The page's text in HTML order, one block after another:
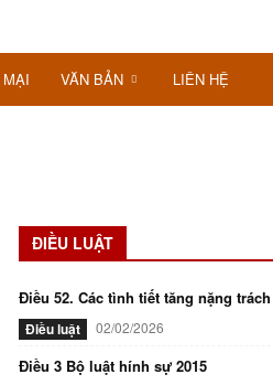
VĂN BẢN LIÊN HỆ
ĐIỀU LUẬT
Điều 52. Các tình tiết tăng nặng
Điều luật 02/02/2026
Điều 3 Bộ luật hính sự 2015